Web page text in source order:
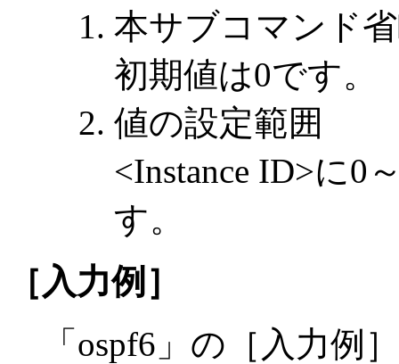
本サブコマンド
初期値は0です。
値の設定範囲
<Instance ID>に0
す。
［入力例］
「ospf6」の［入力例